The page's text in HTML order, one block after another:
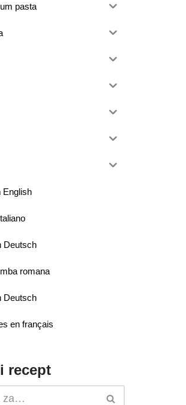
pasta
English
Deutsch
romana
Deutsch
en français
recept